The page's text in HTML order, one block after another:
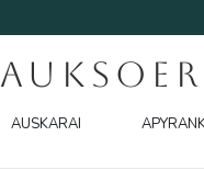
AUSKARAI